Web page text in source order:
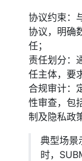
协议约束：
协议，明确
任；
责任划分：
任主体，要
合规审计：
性审查，包
制及隐私政
典型场景
时，